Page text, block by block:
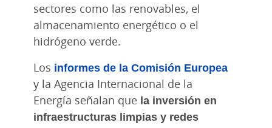
sectores como las renovables, el
almacenamiento energético o el
hidrógeno verde.
Los informes de la Comisión Europea
y la Agencia Internacional de la
Energía señalan que la inversión en
infraestructuras limpias y redes